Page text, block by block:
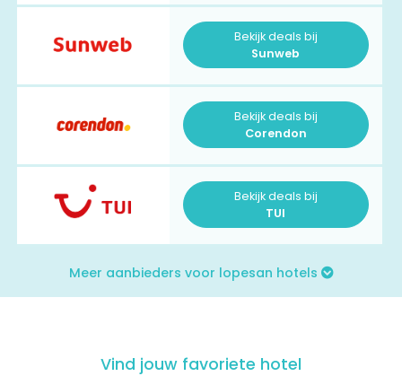
Bekijk deals bij
Sunweb
Bekijk deals bij
Corendon
Bekijk deals bij
TUI
Meer aanbieders voor lopesan hotels
Vind jouw favoriete hotel